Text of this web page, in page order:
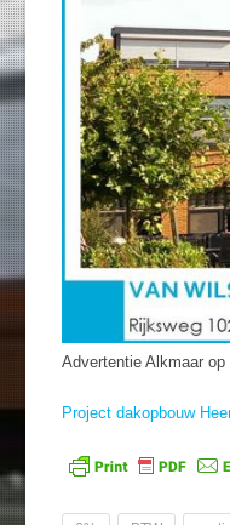
Advertentie Alkmaar op
Project dakopbouw